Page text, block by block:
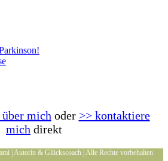
mich oder >> kontaktiere
mich direkt
| Autorin & Glückscoach | Alle Rechte vorbehalten